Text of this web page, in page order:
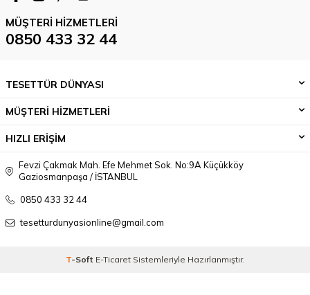
MÜŞTERI HIZMETLERI
0850 433 32 44
TESETTÜR DÜNYASI
MÜŞTERİ HİZMETLERİ
HIZLI ERİŞİM
Fevzi Çakmak Mah. Efe Mehmet Sok. No:9A Küçükköy
Gaziosmanpaşa / İSTANBUL
0850 433 32 44
tesetturdunyasionline@gmail.com
T-Soft E-TicaretSistemleriyle Hazırlanmıştır.